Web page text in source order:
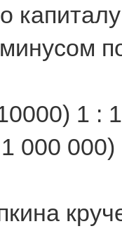
1 :
000